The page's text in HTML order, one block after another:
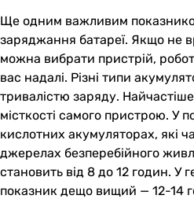
Ще одним важливим
заряджання батареї. Якщо не
можна вибрати пристрій,
вас надалі. Різні типи
тривалістю заряду.
місткості самого пристрою. У
кислотних акумуляторах, які
джерелах безперебійного
становить від 8 до 12 годин. У
показник дещо вищий — 12-14